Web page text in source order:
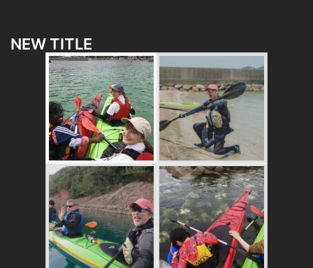
NEW TITLE